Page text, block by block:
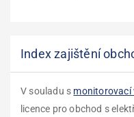
Index zajištění
V souladu s monitorovací
licence pro obchod s